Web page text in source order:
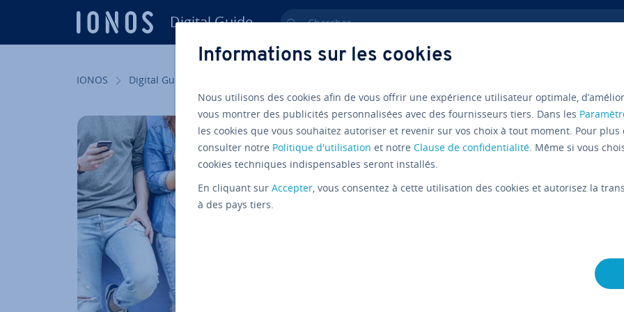
Digital Guide Chercher
IONOS Digital Guide
gies
Tutoriels
Informations sur les cookies
Nous utilisons des cookies afin de vous offrir une expérience utilisateur optimale,
vous montrer des publicités personnalisées avec des fournisseurs tiers. Dans les
les cookies que vous souhaitez autoriser et revenir sur vos choix à tout moment. Pour
consulter notre Politique d'utilisation et notre Clause de confidentialité. Même si vous
cookies techniques indispensables seront installés.
En cliquant sur Accepter, vous consentez à cette utilisation des cookies et autorisez la
à des pays tiers.